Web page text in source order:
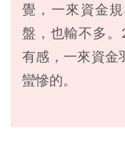
覺，一來資金
盤，也輸不多
有感，一來資金
蠻慘的。